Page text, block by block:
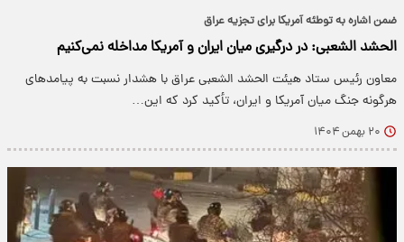
ضمن اشاره به توطئه آمریکا برای تجزیه عراق
الحشد الشعبی: در درگیری میان ایران و آمریکا مداخله نمی‌کنیم
معاون رئیس ستاد هیئت الحشد الشعبی عراق با هشدار نسبت به پیامدهای
هرگونه جنگ میان آمریکا و ایران، تأکید کرد که این…
۲۰ بهمن ۱۴۰۴